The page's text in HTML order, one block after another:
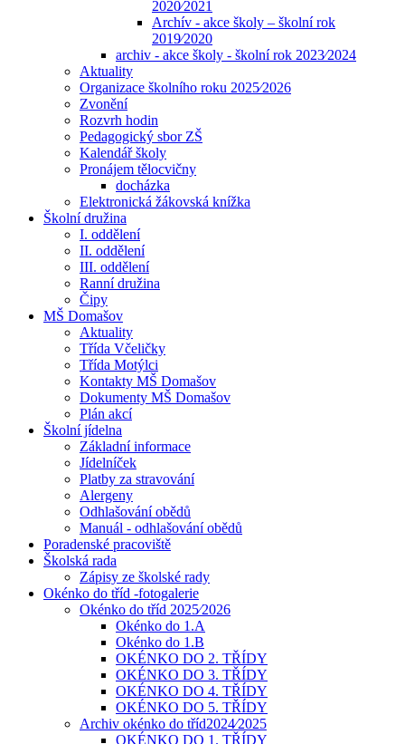
2020⁄2021
Archív - akce školy – školní rok
2019⁄2020
archiv - akce školy - školní rok 2023⁄2024
Aktuality
Organizace školního roku 2025⁄2026
Zvonění
Rozvrh hodin
Pedagogický sbor ZŠ
Kalendář školy
Pronájem tělocvičny
docházka
Elektronická žákovská knížka
Školní družina
I. oddělení
II. oddělení
III. oddělení
Ranní družina
Čipy
MŠ Domašov
Aktuality
Třída Včeličky
Třída Motýlci
Kontakty MŠ Domašov
Dokumenty MŠ Domašov
Plán akcí
Školní jídelna
Základní informace
Jídelníček
Platby za stravování
Alergeny
Odhlašování obědů
Manuál - odhlašování obědů
Poradenské pracoviště
Školská rada
Zápisy ze školské rady
Okénko do tříd -fotogalerie
Okénko do tříd 2025⁄2026
Okénko do 1.A
Okénko do 1.B
OKÉNKO DO 2. TŘÍDY
OKÉNKO DO 3. TŘÍDY
OKÉNKO DO 4. TŘÍDY
OKÉNKO DO 5. TŘÍDY
Archiv okénko do tříd2024⁄2025
OKÉNKO DO 1. TŘÍDY